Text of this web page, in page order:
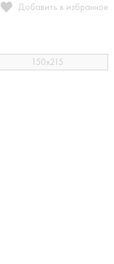
Добавить в избранное
150x215